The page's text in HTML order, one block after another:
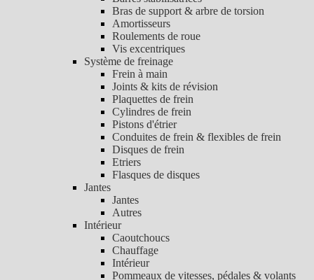
Bras de support & arbre de torsion
Amortisseurs
Roulements de roue
Vis excentriques
Système de freinage
Frein à main
Joints & kits de révision
Plaquettes de frein
Cylindres de frein
Pistons d'étrier
Conduites de frein & flexibles de frein
Disques de frein
Etriers
Flasques de disques
Jantes
Jantes
Autres
Intérieur
Caoutchoucs
Chauffage
Intérieur
Pommeaux de vitesses, pédales & volants